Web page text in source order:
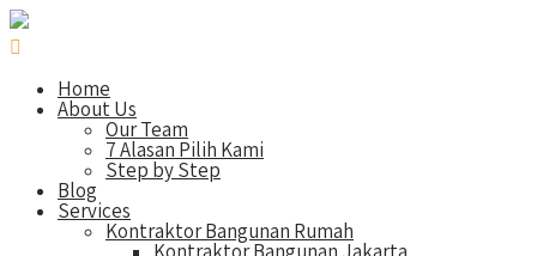
Home
About Us
Our Team
7 Alasan Pilih Kami
Step by Step
Blog
Services
Kontraktor Bangunan Rumah